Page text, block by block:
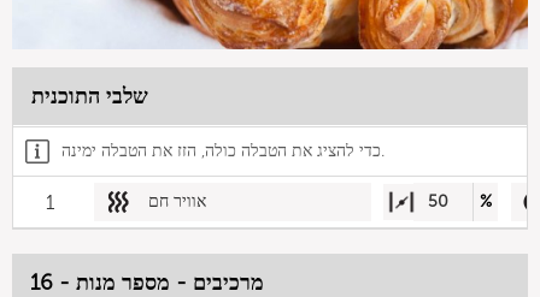
שלבי התוכנית
כדי להציג את הטבלה כולה, הזז את הטבלה ימינה.
1 אוויר חם 50 %
מרכיבים - מספר מנות - 16